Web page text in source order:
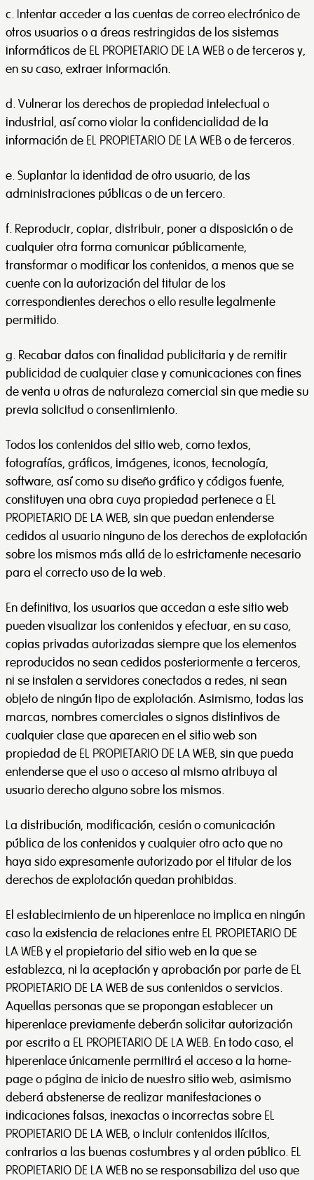
c. Intentar acceder a las cuentas de correo electrónico de
otros usuarios o a áreas restringidas de los sistemas
informáticos de EL PROPIETARIO DE LA WEB o de terceros y,
en su caso, extraer información.
d. Vulnerar los derechos de propiedad intelectual o
industrial, así como violar la confidencialidad de la
información de EL PROPIETARIO DE LA WEB o de terceros.
e. Suplantar la identidad de otro usuario, de las
administraciones públicas o de un tercero.
f. Reproducir, copiar, distribuir, poner a disposición o de
cualquier otra forma comunicar públicamente,
transformar o modificar los contenidos, a menos que se
cuente con la autorización del titular de los
correspondientes derechos o ello resulte legalmente
permitido.
g. Recabar datos con finalidad publicitaria y de remitir
publicidad de cualquier clase y comunicaciones con fines
de venta u otras de naturaleza comercial sin que medie su
previa solicitud o consentimiento.
Todos los contenidos del sitio web, como textos,
fotografías, gráficos, imágenes, iconos, tecnología,
software, así como su diseño gráfico y códigos fuente,
constituyen una obra cuya propiedad pertenece a EL
PROPIETARIO DE LA WEB, sin que puedan entenderse
cedidos al usuario ninguno de los derechos de explotación
sobre los mismos más allá de lo estrictamente necesario
para el correcto uso de la web.
En definitiva, los usuarios que accedan a este sitio web
pueden visualizar los contenidos y efectuar, en su caso,
copias privadas autorizadas siempre que los elementos
reproducidos no sean cedidos posteriormente a terceros,
ni se instalen a servidores conectados a redes, ni sean
objeto de ningún tipo de explotación. Asimismo, todas las
marcas, nombres comerciales o signos distintivos de
cualquier clase que aparecen en el sitio web son
propiedad de EL PROPIETARIO DE LA WEB, sin que pueda
entenderse que el uso o acceso al mismo atribuya al
usuario derecho alguno sobre los mismos.
La distribución, modificación, cesión o comunicación
pública de los contenidos y cualquier otro acto que no
haya sido expresamente autorizado por el titular de los
derechos de explotación quedan prohibidas.
El establecimiento de un hiperenlace no implica en ningún
caso la existencia de relaciones entre EL PROPIETARIO DE
LA WEB y el propietario del sitio web en la que se
establezca, ni la aceptación y aprobación por parte de EL
PROPIETARIO DE LA WEB de sus contenidos o servicios.
Aquellas personas que se propongan establecer un
hiperenlace previamente deberán solicitar autorización
por escrito a EL PROPIETARIO DE LA WEB. En todo caso, el
hiperenlace únicamente permitirá el acceso a la home-
page o página de inicio de nuestro sitio web, asimismo
deberá abstenerse de realizar manifestaciones o
indicaciones falsas, inexactas o incorrectas sobre EL
PROPIETARIO DE LA WEB, o incluir contenidos ilícitos,
contrarios a las buenas costumbres y al orden público. EL
PROPIETARIO DE LA WEB no se responsabiliza del uso que